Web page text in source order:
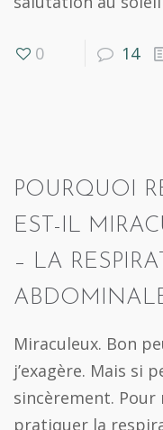
0 14
POURQUOI
EST-IL
– LA
Miraculeux. Bon
j’exagère. Mais si
sincèrement. Pour
pratiquer la